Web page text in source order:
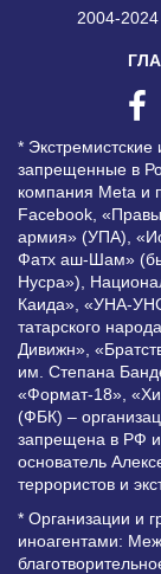
2004-
* Экстремистские
запрещенные в
компания Meta и
Facebook,
армия» (УПА),
Фатх аш-Шам»
Нусра»),
Каида», «УНА-
татарского
Дивижн»,
им. Степана
«Формат-18»,
(ФБК) –
запрещена в РФ
основатель
террористов и
* Организации и
иноагентами: